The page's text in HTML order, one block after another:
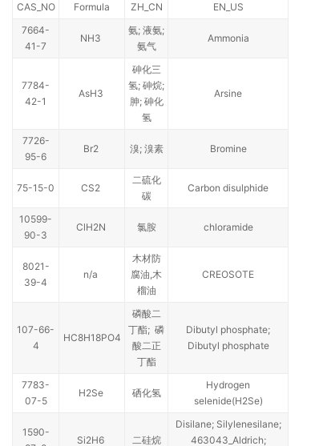
CAS_NO Formula ZH_CN
EN_US
7664-
41-7
NH3
氨; 液氨;
氨气
Ammonia
7784-
42-1
AsH3
砷化三
氢; 砷烷;
胂; 砷化
氢
Arsine
7726-
95-6
Br2 溴; 溴素 Bromine
75-15-0 CS2
二硫化
碳
Carbon disulphide
10599-
90-3
ClH2N 氯胺 chloramide
8021-
39-4
n/a
木材防
腐油,木
榴油
CREOSOTE
107-66-
4
HC8H18PO4
磷酸二
丁酯; 磷
酸二正
丁酯
Dibutyl phosphate;
Dibutyl phosphate
7783-
07-5
H2Se 硒化氢
Hydrogen
selenide(H2Se)
1590-
Si2H6 二硅烷
Disilane; Silylenesilane;
463043_Aldrich;